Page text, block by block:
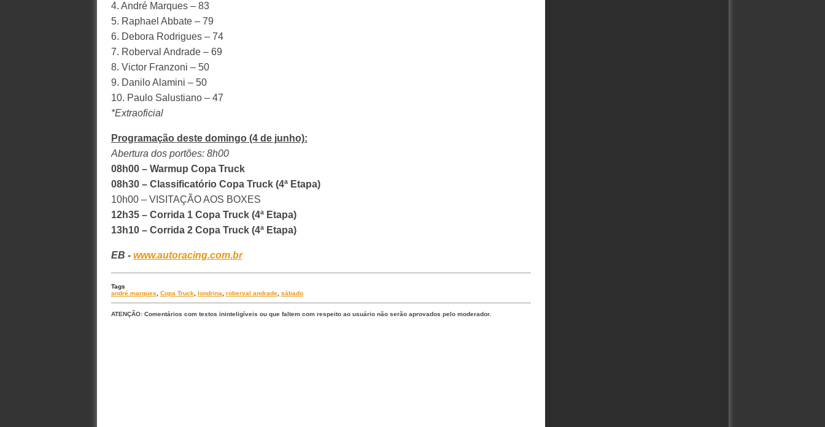
4. André Marques – 83
5. Raphael Abbate – 79
6. Debora Rodrigues – 74
7. Roberval Andrade – 69
8. Victor Franzoni – 50
9. Danilo Alamini – 50
10. Paulo Salustiano – 47
*Extraoficial
Programação deste domingo (4 de junho):
Abertura dos portões: 8h00
08h00 – Warmup Copa Truck
08h30 – Classificatório Copa Truck (4ª Etapa)
10h00 – VISITAÇÃO AOS BOXES
12h35 – Corrida 1 Copa Truck (4ª Etapa)
13h10 – Corrida 2 Copa Truck (4ª Etapa)
EB - www.autoracing.com.br
Tags
andré marques
Copa Truck, londrina roberval andrade, sábado
ATENÇÃO: Comentários com textos ininteligíveis ou que faltem com respeito ao usuário não serão aprovados pelo moderador.